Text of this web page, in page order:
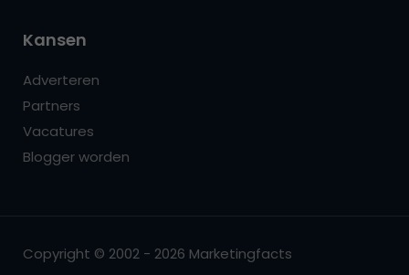
Kansen
Adverteren
Partners
Vacatures
Blogger worden
Copyright © 2002 - 2026 Marketingfacts